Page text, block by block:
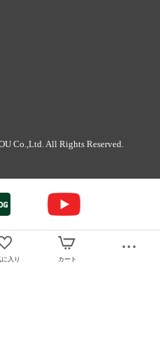
Co.,Ltd. All Rights Reserved.
に入り カート